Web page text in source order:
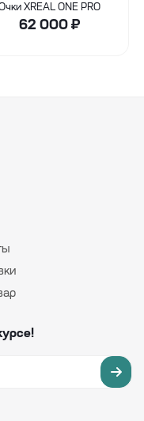
XREAL ONE PRO
62 000₽